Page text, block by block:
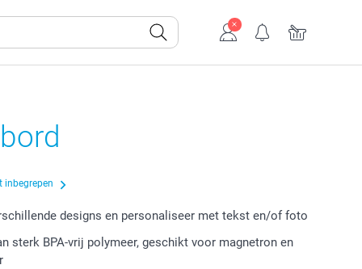
inbegrepen
designs en personaliseer met tekst en/of foto
sterk BPA-vrij polymeer, geschikt voor magnetron en